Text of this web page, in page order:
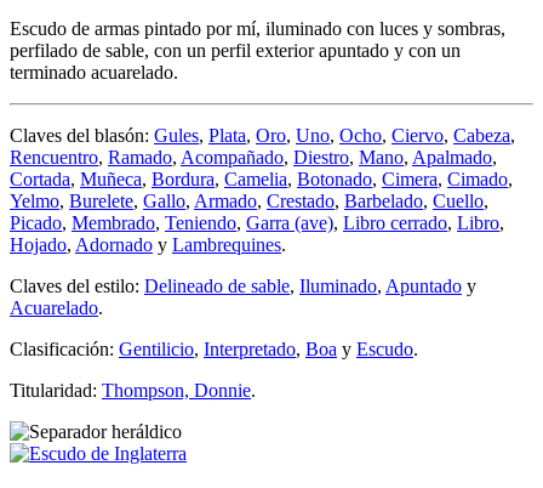
Escudo de armas pintado por mí, iluminado con luces y sombras,
perfilado de sable, con un perfil exterior apuntado y con un
terminado acuarelado.
Claves del blasón: Gules, Plata, Oro, Uno, Ocho, Ciervo, Cabeza,
Rencuentro, Ramado, Acompañado, Diestro, Mano, Apalmado,
Cortada, Muñeca, Bordura, Camelia, Botonado, Cimera, Cimado,
Yelmo, Burelete, Gallo, Armado, Crestado, Barbelado, Cuello,
Picado, Membrado, Teniendo, Garra (ave), Libro cerrado, Libro,
Hojado, Adornado y Lambrequines.
Claves del estilo: Delineado de sable, Iluminado, Apuntado y
Acuarelado.
Clasificación: Gentilicio, Interpretado, Boa y Escudo.
Titularidad: Thompson, Donnie.